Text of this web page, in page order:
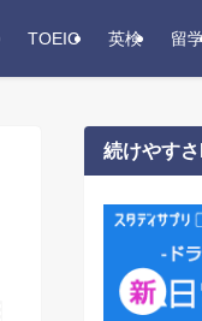
TOEIC 英検 留
続けやす